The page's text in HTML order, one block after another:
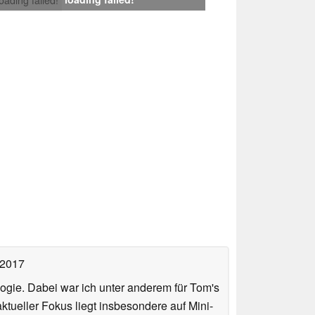
Dabei war ich unter anderem für Tom's
Fokus liegt insbesondere auf Mini-